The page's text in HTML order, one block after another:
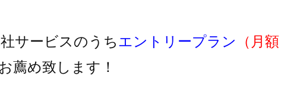
サービスのうちエントリープラン
（月額
薦め致します！